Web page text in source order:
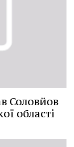
Соловйов
області